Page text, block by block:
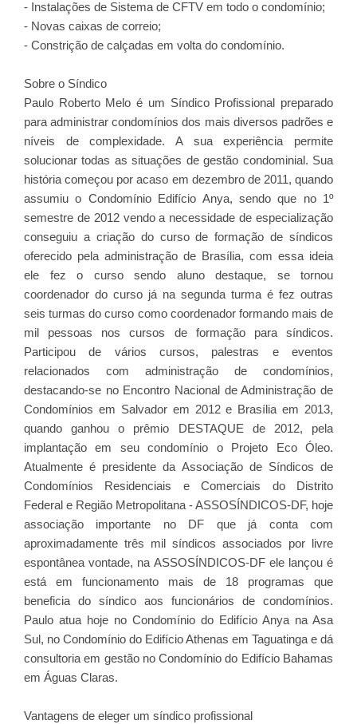
- Instalações de Sistema de CFTV em todo o condomínio;
- Novas caixas de correio;
- Constrição de calçadas em volta do condomínio.
Sobre o Síndico
Paulo Roberto Melo é um Síndico Profissional preparado
para administrar condomínios dos mais diversos padrões e
níveis de complexidade. A sua experiência permite
solucionar todas as situações de gestão condominial. Sua
história começou por acaso em dezembro de 2011, quando
assumiu o Condomínio Edifício Anya, sendo que no 1º
semestre de 2012 vendo a necessidade de especialização
conseguiu a criação do curso de formação de síndicos
oferecido pela administração de Brasília, com essa ideia
ele fez o curso sendo aluno destaque, se tornou
coordenador do curso já na segunda turma é fez outras
seis turmas do curso como coordenador formando mais de
mil pessoas nos cursos de formação para síndicos.
Participou de vários cursos, palestras e eventos
relacionados com administração de condomínios,
destacando-se no Encontro Nacional de Administração de
Condomínios em Salvador em 2012 e Brasília em 2013,
quando ganhou o prêmio DESTAQUE de 2012, pela
implantação em seu condomínio o Projeto Eco Óleo.
Atualmente é presidente da Associação de Síndicos de
Condomínios Residenciais e Comerciais do Distrito
Federal e Região Metropolitana - ASSOSÍNDICOS-DF, hoje
associação importante no DF que já conta com
aproximadamente três mil síndicos associados por livre
espontânea vontade, na ASSOSÍNDICOS-DF ele lançou é
está em funcionamento mais de 18 programas que
beneficia do síndico aos funcionários de condomínios.
Paulo atua hoje no Condomínio do Edifício Anya na Asa
Sul, no Condomínio do Edifício Athenas em Taguatinga e dá
consultoria em gestão no Condomínio do Edifício Bahamas
em Águas Claras.
Vantagens de eleger um síndico profissional